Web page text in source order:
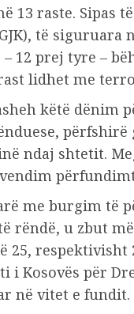
13 raste. Sipas
të siguruara
12 prej tyre –
lidhet me
këtë dënim
ndaj shtetit.
me burgim të
rëndë, u zbut
25,
i Kosovës për
në vitet e fundit.